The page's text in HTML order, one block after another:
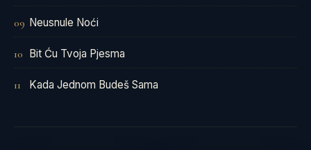
09 Neusnule Noći
10 Bit Ću Tvoja Pjesma
11 Kada Jednom Budeš Sama